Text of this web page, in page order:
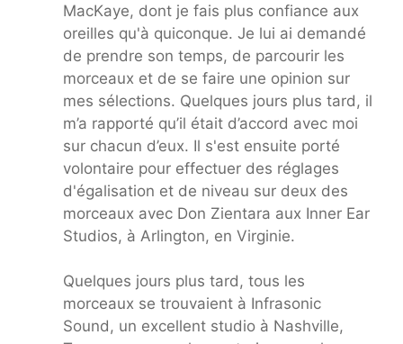
MacKaye, dont je fais plus confiance aux
oreilles qu'à quiconque. Je lui ai demandé
de prendre son temps, de parcourir les
morceaux et de se faire une opinion sur
mes sélections. Quelques jours plus tard, il
m’a rapporté qu’il était d’accord avec moi
sur chacun d’eux. Il s'est ensuite porté
volontaire pour effectuer des réglages
d'égalisation et de niveau sur deux des
morceaux avec Don Zientara aux Inner Ear
Studios, à Arlington, en Virginie.
Quelques jours plus tard, tous les
morceaux se trouvaient à Infrasonic
Sound, un excellent studio à Nashville,